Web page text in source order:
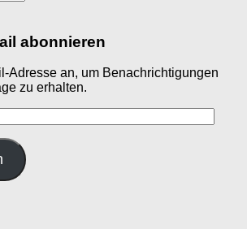
abonnieren
Adresse an, um Benachrichtigungen
zu erhalten.